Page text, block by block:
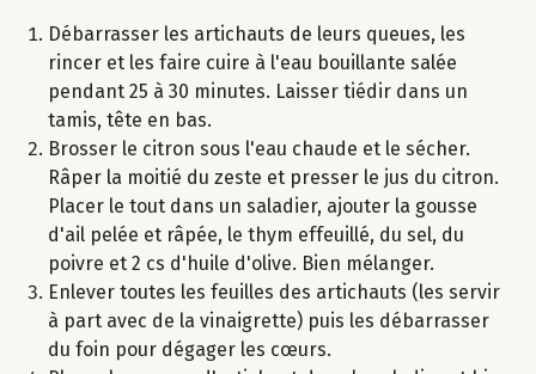
Débarrasser les artichauts de leurs queues, les
rincer et les faire cuire à l'eau bouillante salée
pendant 25 à 30 minutes. Laisser tiédir dans un
tamis, tête en bas.
Brosser le citron sous l'eau chaude et le sécher.
Râper la moitié du zeste et presser le jus du citron.
Placer le tout dans un saladier, ajouter la gousse
d'ail pelée et râpée, le thym effeuillé, du sel, du
poivre et 2 cs d'huile d'olive. Bien mélanger.
Enlever toutes les feuilles des artichauts (les servir
à part avec de la vinaigrette) puis les débarrasser
du foin pour dégager les cœurs.